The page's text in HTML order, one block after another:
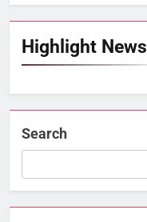
Highlight News
Search